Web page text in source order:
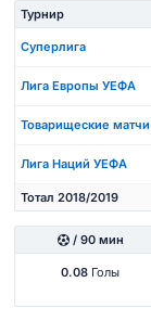
Турнир
Суперлига
Лига Европы УЕФА
Товарищеские матчи
Лига Наций УЕФА
Тотал 2018/2019
/ 90 мин
0.08 Голы